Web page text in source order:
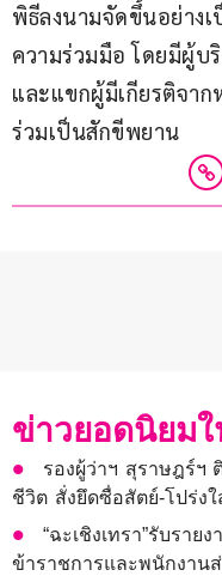
พิธีลงนามจัดขึ้นอย่าง
ความร่วมมือ โดยมีผู้บ
และแขกผู้มีเกียรติจา
ร่วมเป็นสักขีพยาน
ข่าวยอดนิยม
รองผู้ว่าฯ สุราษฎร์ฯ
ชีวิต สั่งยึดซื่อสัตย์-โปร่ง
“ฉะเชิงเทรา”รับราย
ข้าราชการและพนักงาน